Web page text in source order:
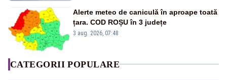
Alerte meteo de caniculă în aproape toată
țara. COD ROȘU în 3 județe
3 aug. 2026, 07:48
CATEGORII POPULARE